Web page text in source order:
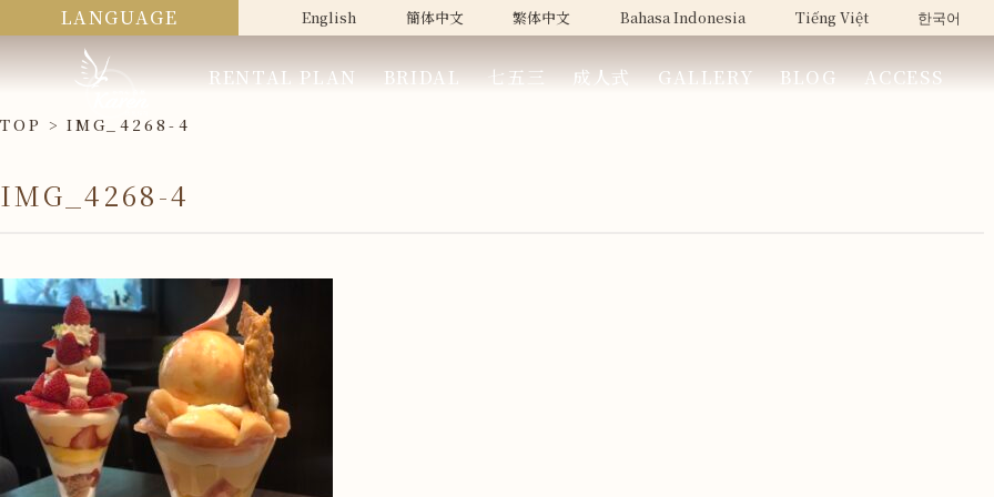
RENTAL PLAN BRIDAL 七五三 成人式 GALLERY BLOG ACCESS
LANGUAGE English 簡体中文 繁体中文 Bahasa Indonesia Tiếng Việt 한국어
TOP IMG_4268-4
IMG_4268-4